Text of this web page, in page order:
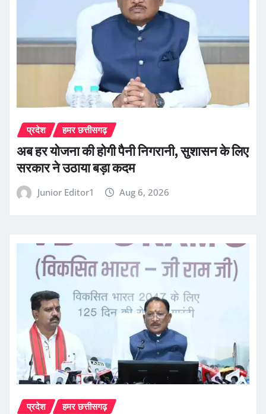
प्रदेश हमर छत्तीसगढ़
अब हर योजना की होगी पैनी निगरानी, सुशासन के लिए
सरकार ने उठाया बड़ा कदम
Junior Editor1 Aug 6, 2026
प्रदेश हमर छत्तीसगढ़